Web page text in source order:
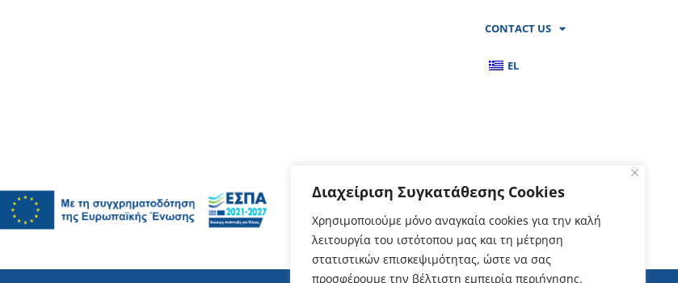
Διαχείριση Συγκατάθεσης Cookies
Χρησιμοποιούμε μόνο αναγκαία cookies για την καλή
λειτουργία του ιστότοπου μας και τη μέτρηση
στατιστικών επισκεψιμότητας, ώστε να σας
προσφέρουμε την βέλτιστη εμπειρία περιήγησης.
CONTACT US
EL